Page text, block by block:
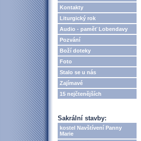
Kontakty
Liturgický rok
Audio - paměť Lobendavy
Pozvání
Boží doteky
Foto
Stalo se u nás
Zajímavé
15 nejčtenějších
Sakrální stavby:
kostel Navštívení Panny
Marie